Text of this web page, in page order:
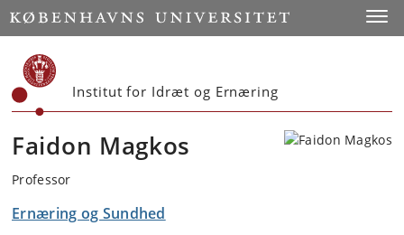
Start
Institut for Idræt og Ernæring
Faidon Magkos
Professor
Ernæring og Sundhed